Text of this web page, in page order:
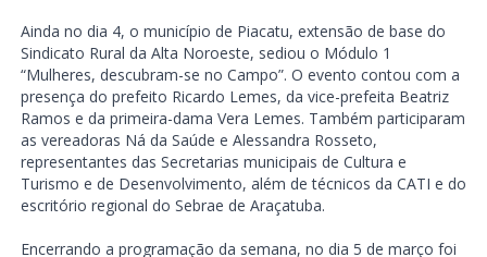
Ainda no dia 4, o município de Piacatu, extensão de base do
Sindicato Rural da Alta Noroeste, sediou o Módulo 1
“Mulheres, descubram-se no Campo”. O evento contou com a
presença do prefeito Ricardo Lemes, da vice-prefeita Beatriz
Ramos e da primeira-dama Vera Lemes. Também participaram
as vereadoras Ná da Saúde e Alessandra Rosseto,
representantes das Secretarias municipais de Cultura e
Turismo e de Desenvolvimento, além de técnicos da CATI e do
escritório regional do Sebrae de Araçatuba.
Encerrando a programação da semana, no dia 5 de março foi